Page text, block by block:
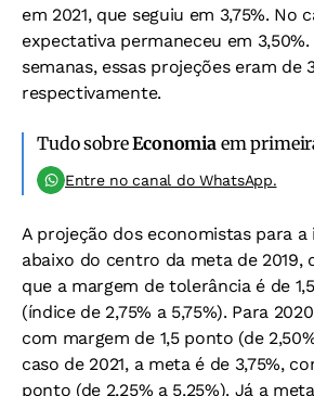
em 2021, que seguiu em 3,75%. No
expectativa permaneceu em
semanas, essas projeções eram de
respectivamente.
Tudo sobreEconomiaem
Entre no canal do WhatsApp.
A projeção dos economistas para a
abaixo do centro da meta de 2019,
que a margem de tolerância é de
(índice de 2,75% a 5,75%). Para
com margem de 1,5 ponto (de
caso de 2021, a meta é de 3,75%,
ponto (de 2,25% a 5,25%). Já a